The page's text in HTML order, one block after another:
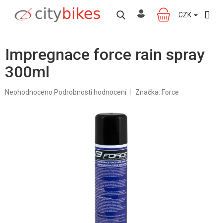
obsah
NÁKUPNÍ
KOŠÍK
CZK
Impregnace force rain spray
300ml
Průměrné
Neohodnoceno Podrobnosti hodnocení Značka: Force